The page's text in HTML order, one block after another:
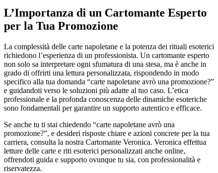
L’Importanza di un Cartomante Esperto
per la Tua Promozione
La complessità delle carte napoletane e la potenza dei rituali esoterici
richiedono l’esperienza di un professionista. Un cartomante esperto
non solo sa interpretare ogni sfumatura di una stesa, ma è anche in
grado di offrirti una lettura personalizzata, rispondendo in modo
specifico alla tua domanda “carte napoletane avrò una promozione?”
e guidandoti verso le soluzioni più adatte al tuo caso. L’etica
professionale e la profonda conoscenza delle dinamiche esoteriche
sono fondamentali per garantire un supporto autentico e efficace.
Se anche tu ti stai chiedendo “carte napoletane avrò una
promozione?”, e desideri risposte chiare e azioni concrete per la tua
carriera, consulta la nostra Cartomante Veronica. Veronica effettua
letture delle carte e riti esoterici personalizzati anche online,
offrendoti guida e supporto ovunque tu sia, con professionalità e
riservatezza.